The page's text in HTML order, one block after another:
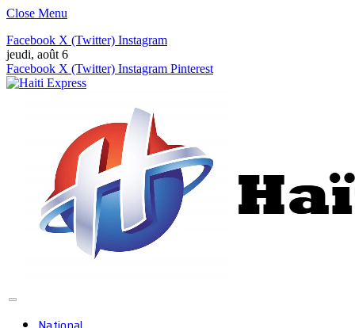
Close Menu
Facebook X (Twitter) Instagram
jeudi, août 6
Facebook X (Twitter) Instagram Pinterest